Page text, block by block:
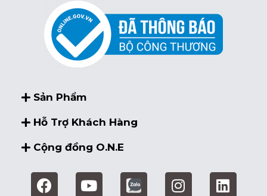
Sản Phẩm
Hỗ Trợ Khách Hàng
Cộng đồng O.N.E